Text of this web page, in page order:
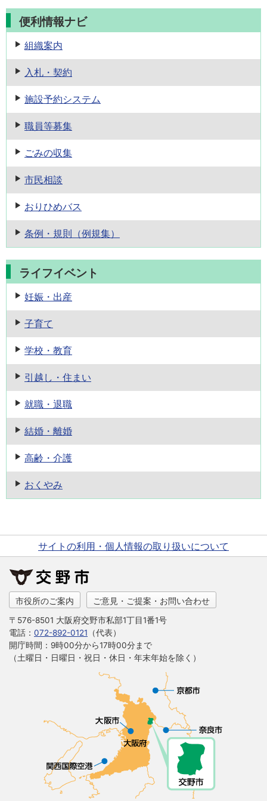
便利情報ナビ
組織案内
入札・契約
施設予約システム
職員等募集
ごみの収集
市民相談
おりひめバス
条例・規則 （例規集）
ライフイベント
妊娠・出産
子育て
学校・教育
引越し・住まい
就職・退職
結婚・離婚
高齢・介護
おくやみ
サイトの利用・個人情報の取り扱いについて
市役所のご案内 ご意見・ご提案・お問い合わせ
〒576-8501 大阪府交野市私部1丁目1番1号
電話： 072-892-0121 （代表）
開庁時間：9時00分から17時00分まで
（土曜日・日曜日・祝日・休日・年末年始を除く）